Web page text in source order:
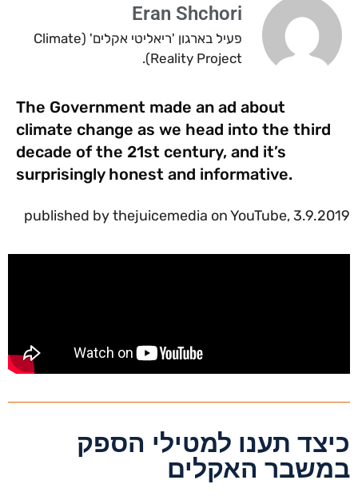
Eran Shchori
פעיל בארגון 'ריאליטי אקלים' (Climate
Reality Project).
The Government made an ad about
climate change as we head into the third
decade of the 21st century, and it’s
surprisingly honest and informative.
published by thejuicemedia on YouTube, 3.9.2019
כיצד תענו למטילי הספק
במשבר האקלים